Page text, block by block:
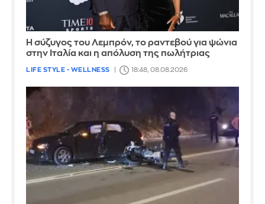
Η σύζυγος του Λεμπρόν, το ραντεβού για ψώνια
στην Ιταλία και η απόλυση της πωλήτριας
LIFE STYLE - WELLNESS 18:48, 08.08.2026